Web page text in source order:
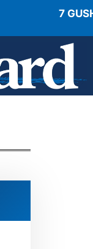
7